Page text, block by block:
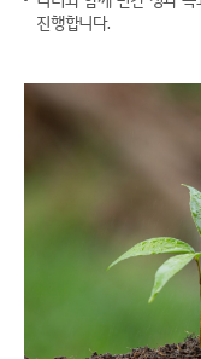
진행합니다.